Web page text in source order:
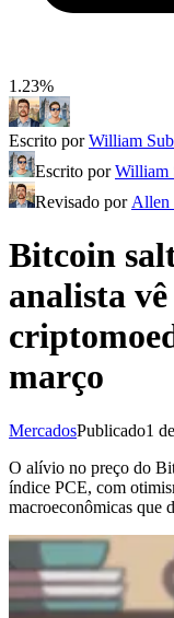
1.23%
Escrito porWilliam
Escrito porWilliam
Revisado por Allen
Bitcoin
analista
março
MercadosPublicado1
O alívio no preço do
índice PCE, com
macroeconômicas que